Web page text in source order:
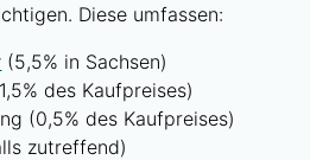
Diese umfassen:
(5,5% in Sachsen)
des Kaufpreises)
(0,5% des Kaufpreises)
zutreffend)